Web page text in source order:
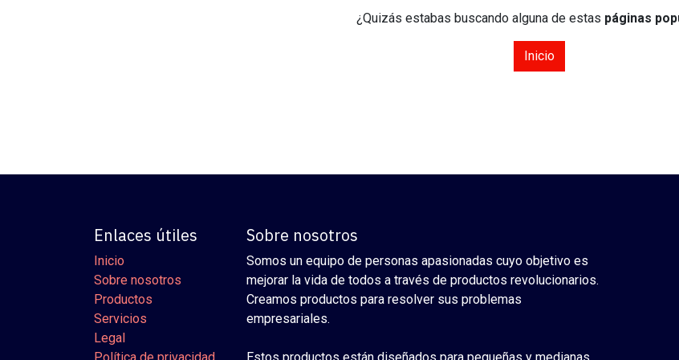
¿Quizás estabas buscando alguna de estas páginas
Inicio
Enlaces útiles
Inicio
Sobre nosotros
Productos
Servicios
Legal
Sobre nosotros
Somos un equipo de personas apasionadas cuyo objetivo es
mejorar la vida de todos a través de productos revolucionarios.
Creamos productos para resolver sus problemas
empresariales.